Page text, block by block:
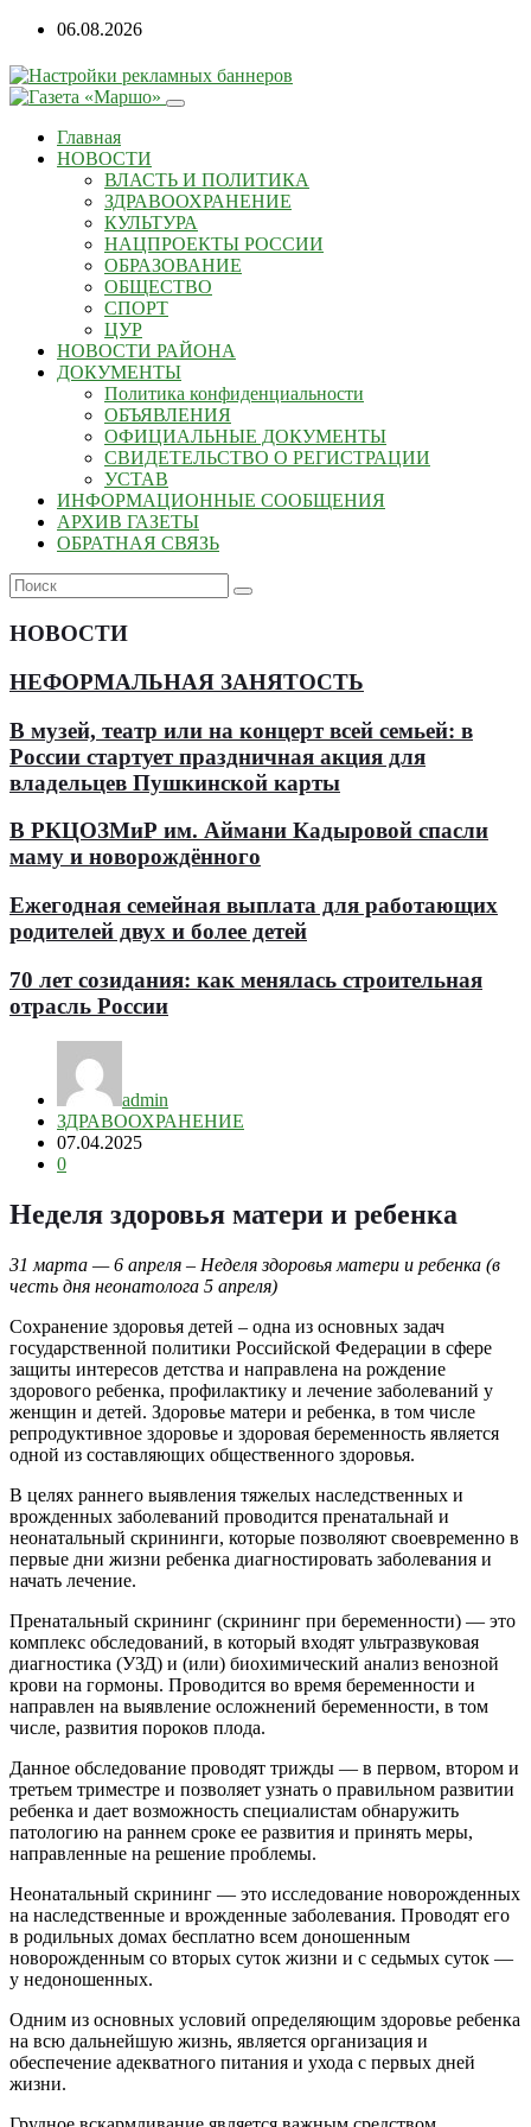
Перейти
содержанию
06.08.2026
Главная
НОВОСТИ
ВЛАСТЬ И ПОЛИТИКА
ЗДРАВООХРАНЕНИЕ
КУЛЬТУРА
НАЦПРОЕКТЫ РОССИИ
ОБРАЗОВАНИЕ
ОБЩЕСТВО
СПОРТ
ЦУР
НОВОСТИ РАЙОНА
ДОКУМЕНТЫ
Политика конфиденциальности
ОБЪЯВЛЕНИЯ
ОФИЦИАЛЬНЫЕ ДОКУМЕНТЫ
СВИДЕТЕЛЬСТВО О РЕГИСТРАЦИИ
УСТАВ
ИНФОРМАЦИОННЫЕ СООБЩЕНИЯ
АРХИВ ГАЗЕТЫ
ОБРАТНАЯ СВЯЗЬ
НОВОСТИ
НЕФОРМАЛЬНАЯ ЗАНЯТОСТЬ
В музей, театр или на концерт всей семьей: в
России стартует праздничная акция для
владельцев Пушкинской карты
В РКЦОЗМиР им. Аймани Кадыровой спасли
маму и новорождённого
Ежегодная семейная выплата для работающих
родителей двух и более детей
70 лет созидания: как менялась строительная
отрасль России
admin
ЗДРАВООХРАНЕНИЕ
07.04.2025
0
Неделя здоровья матери и ребенка
31 марта — 6 апреля – Неделя здоровья матери и ребенка (в
честь дня неонатолога 5 апреля)
Сохранение здоровья детей – одна из основных задач
государственной политики Российской Федерации в сфере
защиты интересов детства и направлена на рождение
здорового ребенка, профилактику и лечение заболеваний у
женщин и детей. Здоровье матери и ребенка, в том числе
репродуктивное здоровье и здоровая беременность является
одной из составляющих общественного здоровья.
В целях раннего выявления тяжелых наследственных и
врожденных заболеваний проводится пренатальнай и
неонатальный скрининги, которые позволяют своевременно в
первые дни жизни ребенка диагностировать заболевания и
начать лечение.
Пренатальный скрининг (скрининг при беременности) — это
комплекс обследований, в который входят ультразвуковая
диагностика (УЗД) и (или) биохимический анализ венозной
крови на гормоны. Проводится во время беременности и
направлен на выявление осложнений беременности, в том
числе, развития пороков плода.
Данное обследование проводят трижды — в первом, втором и
третьем триместре и позволяет узнать о правильном развитии
ребенка и дает возможность специалистам обнаружить
патологию на раннем сроке ее развития и принять меры,
направленные на решение проблемы.
Неонатальный скрининг — это исследование новорожденных
на наследственные и врожденные заболевания. Проводят его
в родильных домах бесплатно всем доношенным
новорожденным со вторых суток жизни и с седьмых суток —
у недоношенных.
Одним из основных условий определяющим здоровье ребенка
на всю дальнейшую жизнь, является организация и
обеспечение адекватного питания и ухода с первых дней
жизни.